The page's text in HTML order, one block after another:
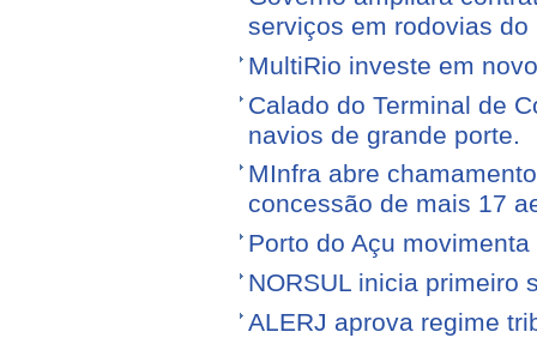
serviços em rodovias do
MultiRio investe em
Calado do Terminal de
navios de grande porte.
MInfra abre
concessão de mais 17
Porto do Açu
NORSUL inicia primeiro
ALERJ aprova regime